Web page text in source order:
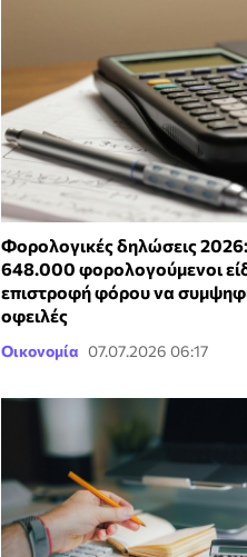
Φορολογικές δηλώσεις
648.000 φορολογούμενοι
επιστροφή φόρου να
οφειλές
Οικονομία 07.07.2026 06:17